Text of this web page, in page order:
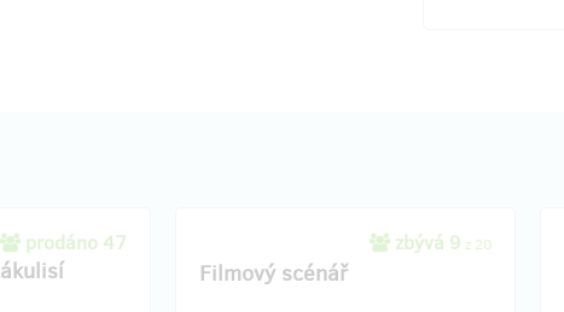
prodáno 47 zbývá 9 z 20
Filmový scénář